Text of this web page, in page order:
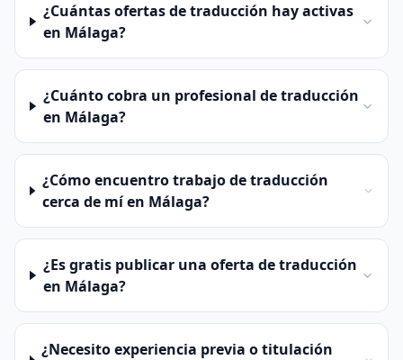
¿Cuántas ofertas de traducción hay activas
en Málaga?
¿Cuánto cobra un profesional de traducción
en Málaga?
¿Cómo encuentro trabajo de traducción
cerca de mí en Málaga?
¿Es gratis publicar una oferta de traducción
en Málaga?
¿Necesito experiencia previa o titulación